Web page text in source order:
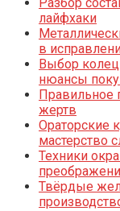
Разбор
лайфхаки
в
Выбор
нюансы
Правильное
жертв
Ораторские
мастерство
Техники
Твёрдые